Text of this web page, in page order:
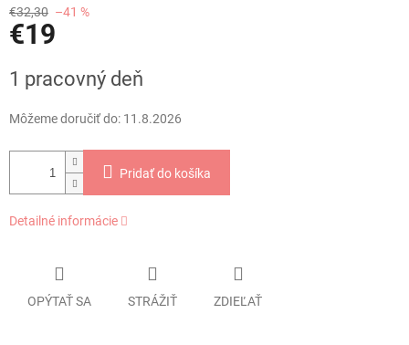
€32,30 –41 %
€19
cena:
1 pracovný deň
Môžeme doručiť do: 11.8.2026
Pridať do košíka
Detailné informácie
OPÝTAŤ SA STRÁŽIŤ ZDIEĽAŤ